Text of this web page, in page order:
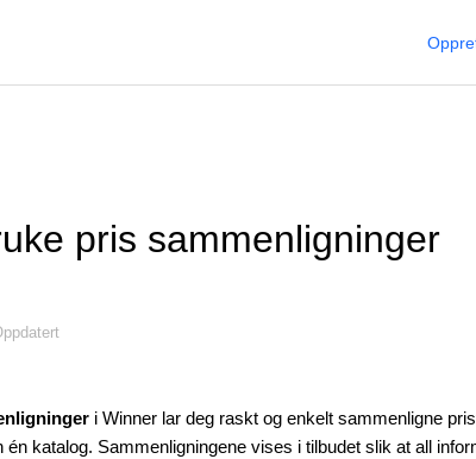
pris sammenligninger
i Winner lar deg raskt og enkelt sammenligne
én katalog. Sammenligningene vises i tilbudet slik at all